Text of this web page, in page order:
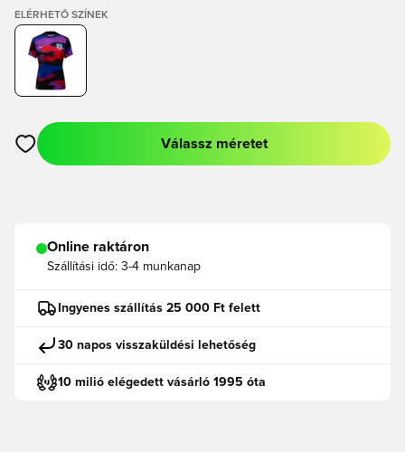
ELÉRHETŐ SZÍNEK
Megnyit egy modált a bejelentkezéshez vagy a tagként való
Válassz méretet
Online raktáron
Szállítási idő: 3-4 munkanap
Ingyenes szállítás 25 000 Ft felett
30 napos visszaküldési lehetőség
10 milió elégedett vásárló 1995 óta